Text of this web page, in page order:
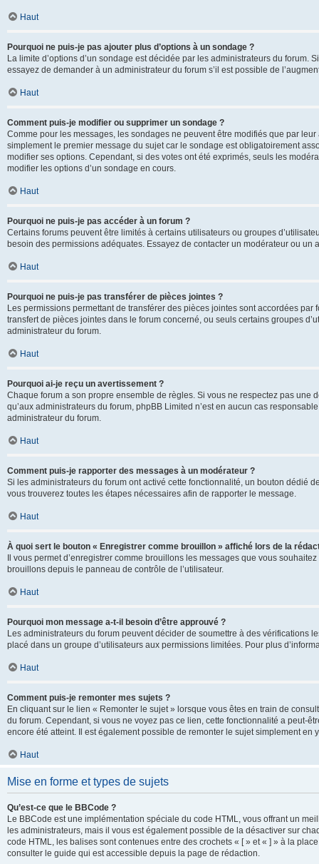
Haut
Pourquoi ne puis-je pas ajouter plus d’options à un sondage ?
La limite d’options d’un sondage est décidée par les administrateurs du
essayez de demander à un administrateur du forum s’il est possible de
Haut
Comment puis-je modifier ou supprimer un sondage ?
Comme pour les messages, les sondages ne peuvent être modifiés que par
simplement le premier message du sujet car le sondage est obligatoirement
modifier ses options. Cependant, si des votes ont été exprimés, seuls les
modifier les options d’un sondage en cours.
Haut
Pourquoi ne puis-je pas accéder à un forum ?
Certains forums peuvent être limités à certains utilisateurs ou groupes
besoin des permissions adéquates. Essayez de contacter un modérateur ou
Haut
Pourquoi ne puis-je pas transférer de pièces jointes ?
Les permissions permettant de transférer des pièces jointes sont accordées
transfert de pièces jointes dans le forum concerné, ou seuls certains groupes
administrateur du forum.
Haut
Pourquoi ai-je reçu un avertissement ?
Chaque forum a son propre ensemble de règles. Si vous ne respectez pas une
qu’aux administrateurs du forum, phpBB Limited n’est en aucun cas
administrateur du forum.
Haut
Comment puis-je rapporter des messages à un modérateur ?
Si les administrateurs du forum ont activé cette fonctionnalité, un bouton dédié
vous trouverez toutes les étapes nécessaires afin de rapporter le message.
Haut
À quoi sert le bouton « Enregistrer comme brouillon » affiché lors de la
Il vous permet d’enregistrer comme brouillons les messages que vous
brouillons depuis le panneau de contrôle de l’utilisateur.
Haut
Pourquoi mon message a-t-il besoin d’être approuvé ?
Les administrateurs du forum peuvent décider de soumettre à des vérifications
placé dans un groupe d’utilisateurs aux permissions limitées. Pour plus
Haut
Comment puis-je remonter mes sujets ?
En cliquant sur le lien « Remonter le sujet » lorsque vous êtes en train de
du forum. Cependant, si vous ne voyez pas ce lien, cette fonctionnalité a peut-
encore été atteint. Il est également possible de remonter le sujet simplement
Haut
Mise en forme et types de sujets
Qu’est-ce que le BBCode ?
Le BBCode est une implémentation spéciale du code HTML, vous offrant un
les administrateurs, mais il vous est également possible de la désactiver sur
code HTML, les balises sont contenues entre des crochets « [ » et « ] » à la
consulter le guide qui est accessible depuis la page de rédaction.